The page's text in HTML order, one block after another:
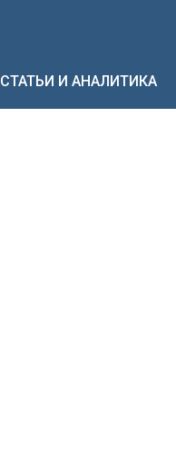
СТАТЬИ И АНАЛИТИКА